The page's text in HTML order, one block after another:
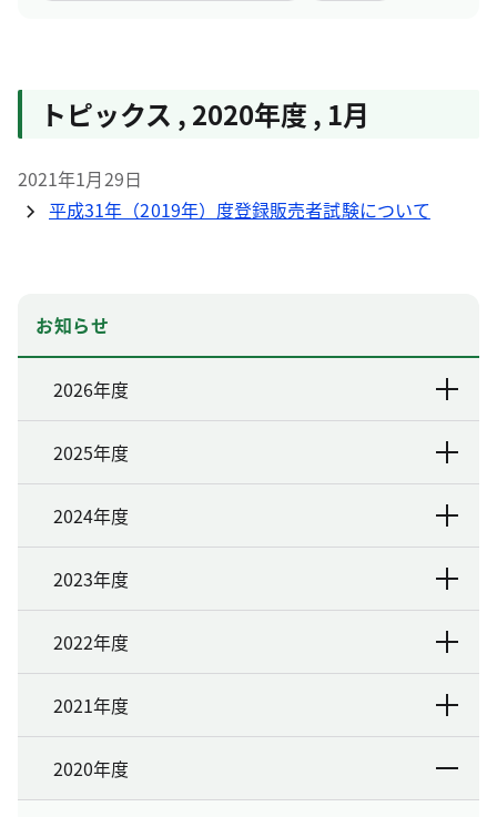
トピックス , 2020年度 , 1月
2021年1月29日
平成31年（2019年）度登録販売者試験について
お知らせ
2026年度
2025年度
2024年度
2023年度
2022年度
2021年度
2020年度